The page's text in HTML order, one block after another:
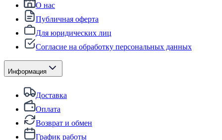
О нас
Публичная оферта
Для юридических лиц
Согласие на обработку персональных данных
Информация
Доставка
Оплата
Возврат и обмен
График работы